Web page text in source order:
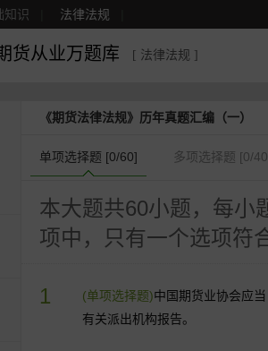
知识 法律法规
货从业万题库 [ 法律法规 ]
《期货法律法规》历年真题汇编（一）
单项选择题 [0/60] 多项选择题 [0/
本大题共60小题，每小
项中，只有一个选项符
1 (单项选择题)中国期货业协会应
有关派出机构报告。